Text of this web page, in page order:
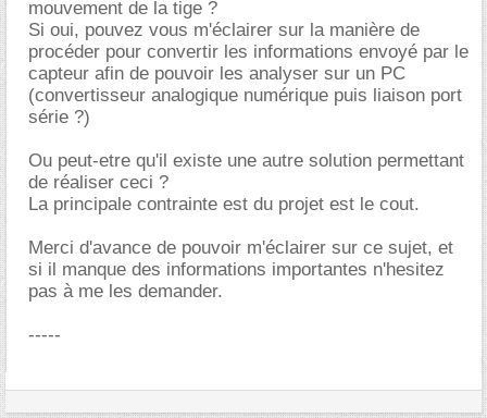
mouvement de la tige ?
Si oui, pouvez vous m'éclairer sur la manière de
procéder pour convertir les informations envoyé par le
capteur afin de pouvoir les analyser sur un PC
(convertisseur analogique numérique puis liaison port
série ?)
Ou peut-etre qu'il existe une autre solution permettant
de réaliser ceci ?
La principale contrainte est du projet est le cout.
Merci d'avance de pouvoir m'éclairer sur ce sujet, et
si il manque des informations importantes n'hesitez
pas à me les demander.
-----